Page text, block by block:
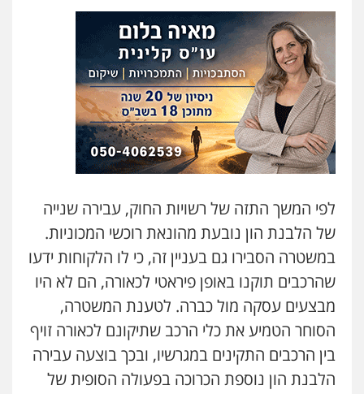
0506217994
עו"ד נס בן נתן
פלילי כלכלי פשיעה חמורה נוער
0505555110
שחר מנדלמן, שלומציון גבאי מנדלמן
– משרד עורכי דין
0505522334
עו"ד מוחמד סביחאת
פלילי תעבורה פשיעה כלכלית
0525077716
עו"ד אורי רינצקי
פלילי ניהול משפטים
0506216813
לפי המשך התזה של רשויות החוק, עבירה שנייה
של הלבנת הון נובעת מהונאת רוכשי המכוניות.
במשטרה הסבירו גם בעניין זה, כי לו הלקוחות ידעו
שהרכבים תוקנו באופן פיראטי לכאורה, הם לא היו
מבצעים עסקה מול כברה. לטענת המשטרה,
הסוחר הטמיע את כלי הרכב שתיקונם לכאורה זויף
בין הרכבים התקינים במגרשיו, ובכך בוצעה עבירה
הלבנת הון נוספת הכרוכה בפעולה הסופית של